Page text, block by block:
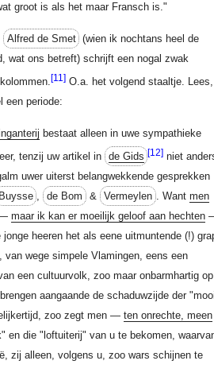
groot is als het maar Fransch is."
Alfred de Smet (wien ik nochtans heel de
wat ons betreft) schrijft een nogal zwak
[11]O.a. het volgend staaltje. Lees,
een periode:
bestaat alleen in uwe sympathieke
tenzij uw artikel in de Gids [12] niet
uwer uiterst belangwekkende gesprekken
Buysse , de Bom & Vermeylen . Want men
— maar ik kan er moeilijk geloof aan hechten
heeren het als eene uitmuntende (!)
van wege simpele Vlamingen, eens een
een cultuurvolk, zoo maar onbarmhartig op
aangaande de schaduwzijde der
zoo zegt men — ten onrechte, meen
die "loftuiterij" van u te bekomen,
zij alleen, volgens u, zoo wars schijnen te